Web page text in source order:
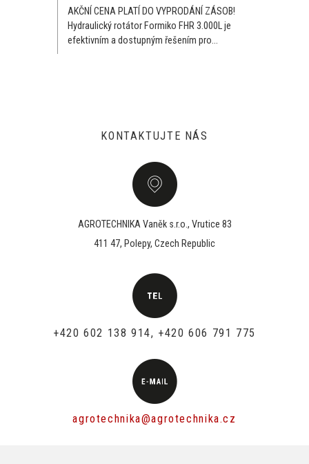
AKČNÍ CENA PLATÍ DO VYPRODÁNÍ ZÁSOB!
Hydraulický rotátor Formiko FHR 3.000L je
efektivním a dostupným řešením pro...
KONTAKTUJTE NÁS
AGROTECHNIKA Vaněk s.r.o., Vrutice 83
411 47, Polepy, Czech Republic
+420 602 138 914, +420 606 791 775
agrotechnika@agrotechnika.cz